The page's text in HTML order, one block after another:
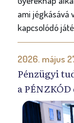
ami jégkásává
kapcsolódó
2026. május
Pénzügyi
a